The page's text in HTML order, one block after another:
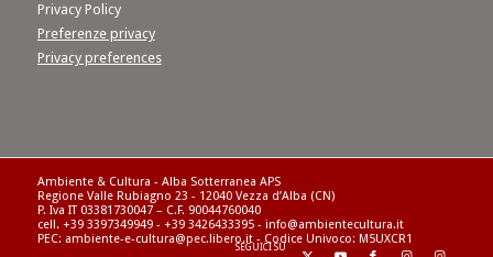
Privacy Policy
Preferenze privacy
Privacy preferences
Ambiente & Cultura - Alba Sotterranea APS
Regione Valle Rubiagno 23 - 12040 Vezza d’Alba (CN)
P. Iva IT 03381730047 – C.F. 90044760040
cell. +39 3397349949 - +39 3426433395 - info@ambientecultura.it
PEC: ambiente-e-cultura@pec.libero.it - Codice Univoco: M5UXCR1